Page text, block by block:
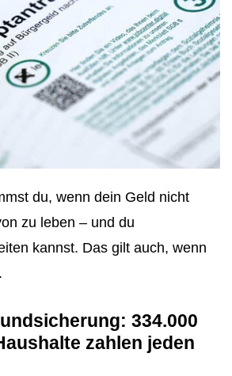
du, wenn dein Geld nicht
zu leben – und du
kannst. Das gilt auch, wenn
334.000
zahlen jeden